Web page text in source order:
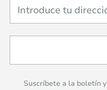
Suscríbete a la boletín